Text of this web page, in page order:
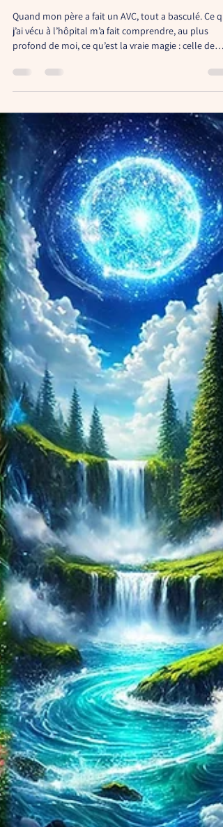
🌕 Et si ton type de sorcière
révélait… le vrai pouvoir de
l’intention ?
j’ai vécu à l’hôpital m’a fait comprendre, au plus
profond de moi, ce qu’est la vraie magie : celle de
l’intention. De cette épreuve est né un programme,
une guérison… et un chemin que je n’attendais